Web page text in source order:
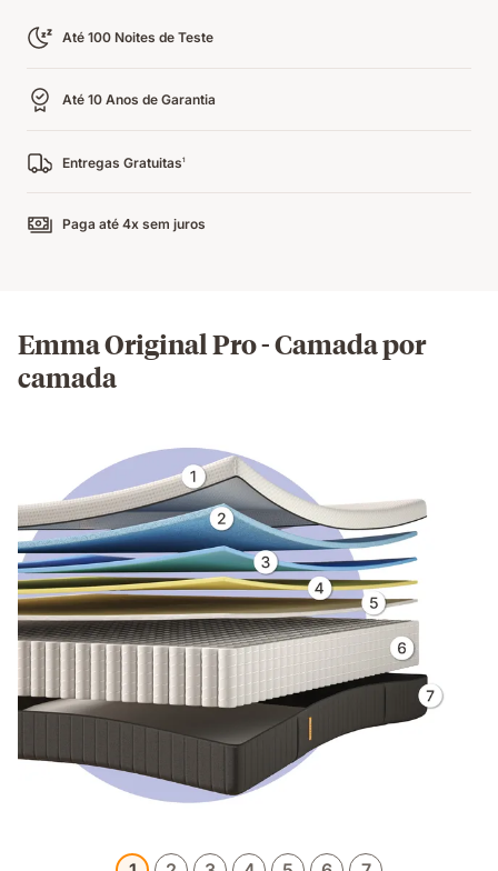
Até 100 Noites de Teste
Até 10 Anos de Garantia
Entregas Gratuitas1
Paga até 4x sem juros
Emma Original Pro - Camada por
camada